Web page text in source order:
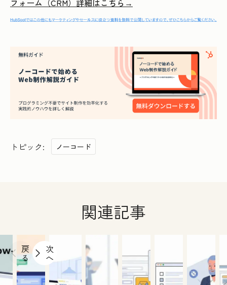
フォーム（CRM）詳細はこちら→
トピック: ノーコード
関連記事
戻
る
次
へ